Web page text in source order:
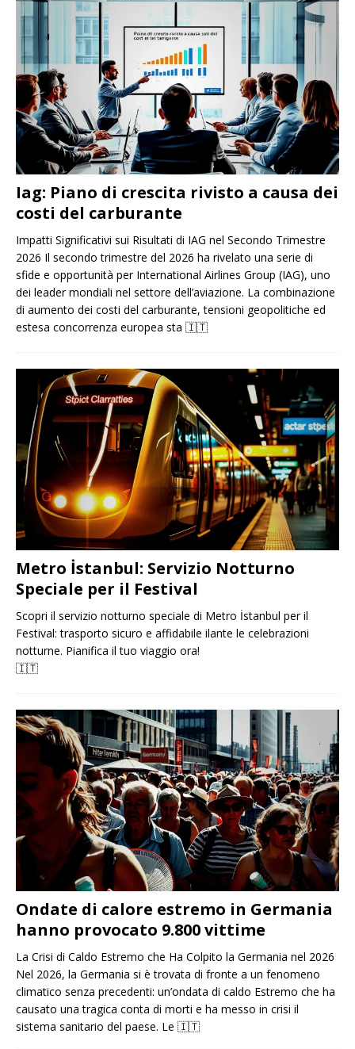
Iag: Piano di crescita rivisto a causa dei
costi del carburante
Impatti Significativi sui Risultati di IAG nel Secondo Trimestre
2026 Il secondo trimestre del 2026 ha rivelato una serie di
sfide e opportunità per International Airlines Group (IAG), uno
dei leader mondiali nel settore dell’aviazione. La combinazione
di aumento dei costi del carburante, tensioni geopolitiche ed
estesa concorrenza europea sta 🇮🇹
Metro İstanbul: Servizio Notturno
Speciale per il Festival
Scopri il servizio notturno speciale di Metro İstanbul per il
Festival: trasporto sicuro e affidabile ilante le celebrazioni
notturne. Pianifica il tuo viaggio ora!
🇮🇹
Ondate di calore estremo in Germania
hanno provocato 9.800 vittime
La Crisi di Caldo Estremo che Ha Colpito la Germania nel 2026
Nel 2026, la Germania si è trovata di fronte a un fenomeno
climatico senza precedenti: un’ondata di caldo Estremo che ha
causato una tragica conta di morti e ha messo in crisi il
sistema sanitario del paese. Le 🇮🇹